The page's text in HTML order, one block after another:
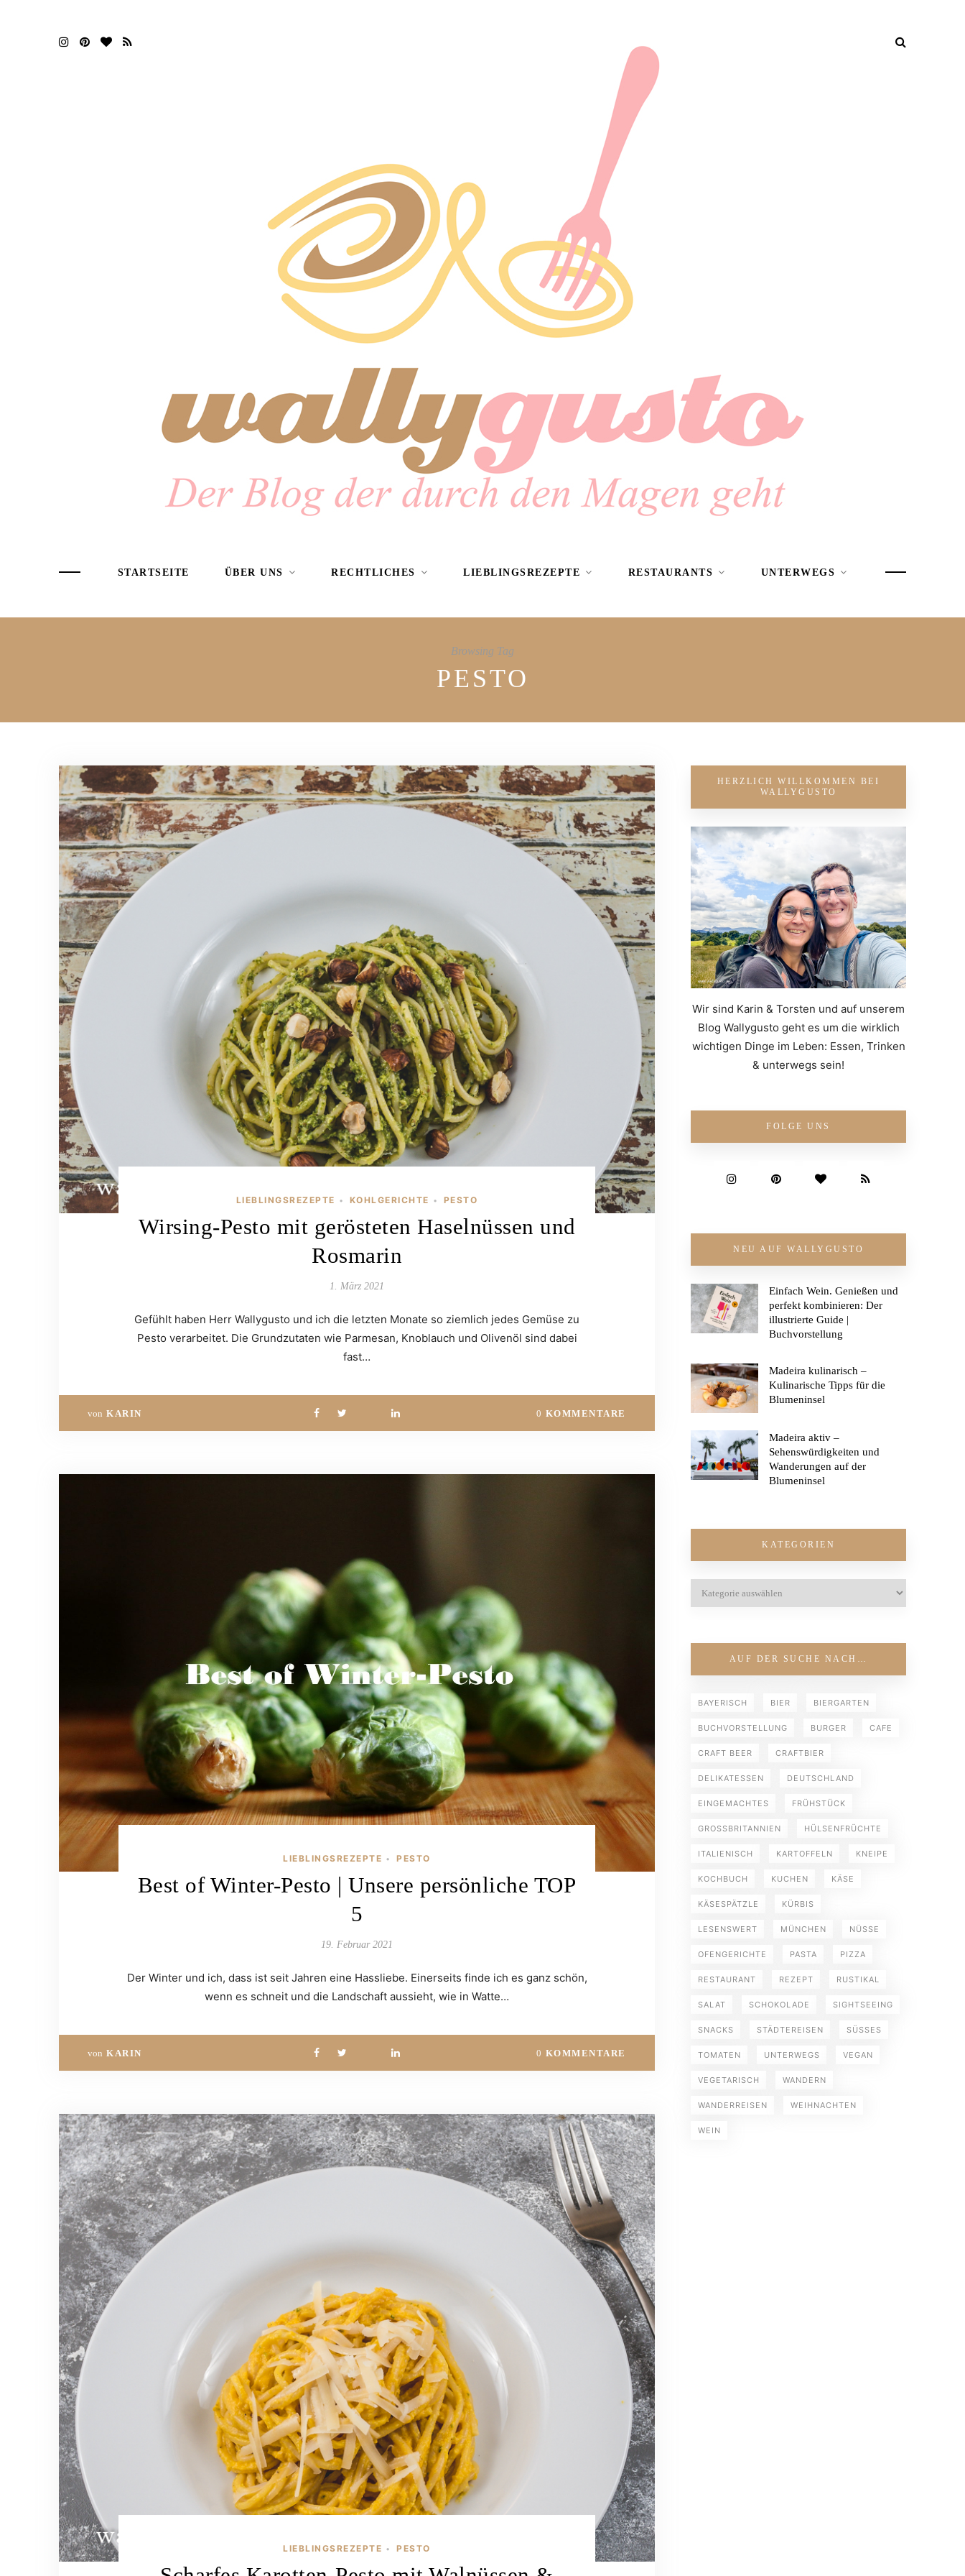
STARTSEITE ÜBER UNS RECHTLICHES LIEBLINGSREZEPTE RESTAURANTS UNTERWEGS
Browsing Tag
PESTO
LIEBLINGSREZEPTE • KOHLGERICHTE • PESTO
Wirsing-Pesto mit gerösteten Haselnüssen und
Rosmarin
1. März 2021
Gefühlt haben Herr Wallygusto und ich die letzten Monate so ziemlich jedes Gemüse zu
Pesto verarbeitet. Die Grundzutaten wie Parmesan, Knoblauch und Olivenöl sind dabei
fast…
von KARIN 0 KOMMENTARE
LIEBLINGSREZEPTE • PESTO
Best of Winter-Pesto | Unsere persönliche TOP
5
19. Februar 2021
Der Winter und ich, dass ist seit Jahren eine Hassliebe. Einerseits finde ich es ganz schön,
wenn es schneit und die Landschaft aussieht, wie in Watte…
von KARIN 0 KOMMENTARE
LIEBLINGSREZEPTE • PESTO
HERZLICH WILLKOMMEN BEI
WALLYGUSTO
Wir sind Karin & Torsten und auf unserem
Blog Wallygusto geht es um die wirklich
wichtigen Dinge im Leben: Essen, Trinken
& unterwegs sein!
FOLGE UNS
NEU AUF WALLYGUSTO
Einfach Wein. Genießen und
perfekt kombinieren: Der
illustrierte Guide |
Buchvorstellung
Madeira kulinarisch –
Kulinarische Tipps für die
Blumeninsel
Madeira aktiv –
Sehenswürdigkeiten und
Wanderungen auf der
Blumeninsel
KATEGORIEN
AUF DER SUCHE NACH…
BAYERISCH BIER BIERGARTEN
BUCHVORSTELLUNG BURGER CAFE
CRAFT BEER CRAFTBIER
DELIKATESSEN DEUTSCHLAND
EINGEMACHTES FRÜHSTÜCK
GROSSBRITANNIEN HÜLSENFRÜCHTE
ITALIENISCH KARTOFFELN KNEIPE
KOCHBUCH KUCHEN KÄSE
KÄSESPÄTZLE KÜRBIS
LESENSWERT MÜNCHEN NÜSSE
OFENGERICHTE PASTA PIZZA
RESTAURANT REZEPT RUSTIKAL
SALAT SCHOKOLADE SIGHTSEEING
SNACKS STÄDTEREISEN SÜSSES
TOMATEN UNTERWEGS VEGAN
VEGETARISCH WANDERN
WANDERREISEN WEIHNACHTEN
WEIN